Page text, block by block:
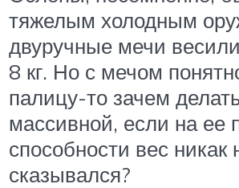
тяжелым холодным
двуручные мечи
8 кг. Но с мечом
палицу-то зачем
массивной, если на ее
способности вес никак
сказывался?